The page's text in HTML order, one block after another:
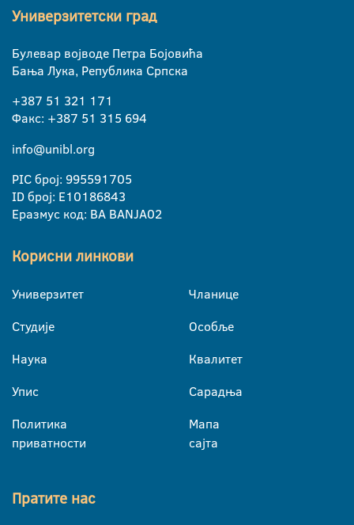
Универзитетски град
Булевар војводе Петра Бојовића
Бања Лука, Република Српска
+387 51 321 171
Факс: +387 51 315 694
info@unibl.org
PIC број: 995591705
ID број: E10186843
Еразмус код: BA BANJA02
Корисни линкови
Универзитет
Студије
Наука
Упис
Политика
приватности
Чланице
Особље
Квалитет
Сарадња
Мапа
сајта
Пратите нас